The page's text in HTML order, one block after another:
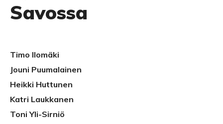
Savossa
Timo Ilomäki
Jouni Puumalainen
Heikki Huttunen
Katri Laukkanen
Toni Yli-Sirniö